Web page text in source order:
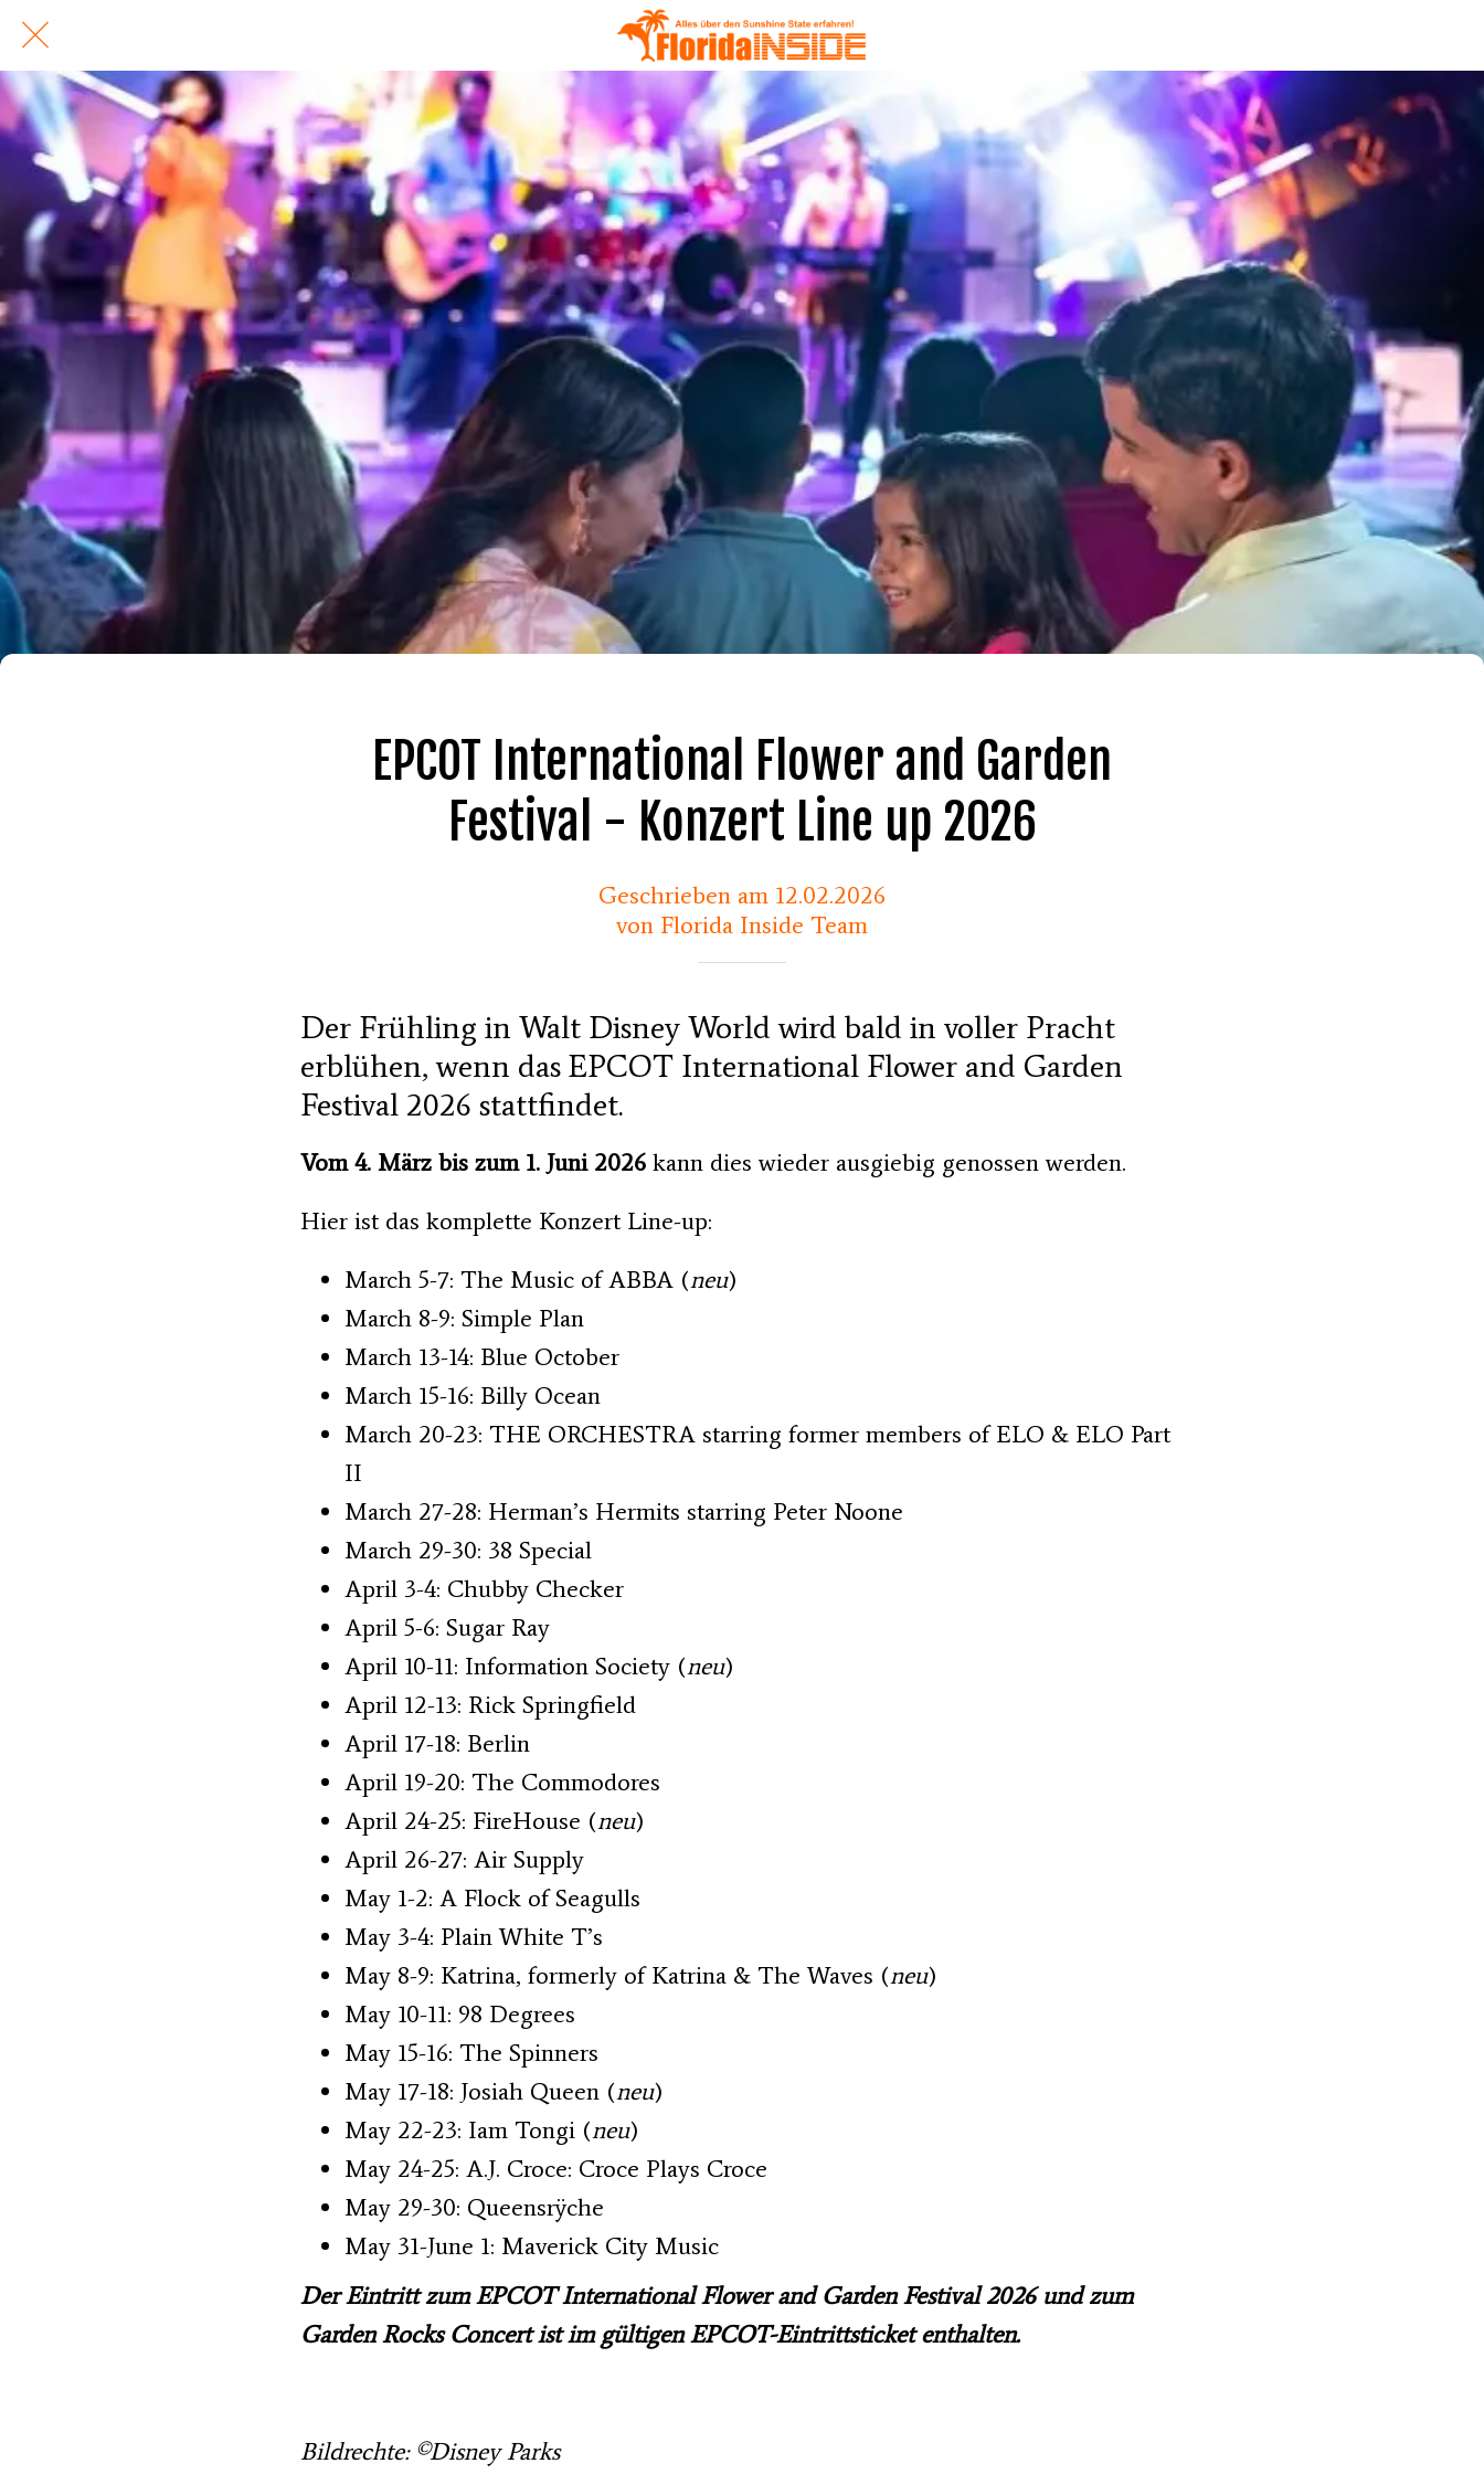
EPCOT International Flower and Garden
Festival - Konzert Line up 2026
Geschrieben am 12.02.2026
von Florida Inside Team
Der Frühling in Walt Disney World wird bald in voller Pracht
erblühen, wenn das EPCOT International Flower and Garden
Festival 2026 stattfindet.
Vom 4. März bis zum 1. Juni 2026 kann dies wieder ausgiebig genossen werden.
Hier ist das komplette Konzert Line-up:
March 5-7: The Music of ABBA (neu)
March 8-9: Simple Plan
March 13-14: Blue October
March 15-16: Billy Ocean
March 20-23: THE ORCHESTRA starring former members of ELO & ELO Part
II
March 27-28: Herman’s Hermits starring Peter Noone
March 29-30: 38 Special
April 3-4: Chubby Checker
April 5-6: Sugar Ray
April 10-11: Information Society (neu)
April 12-13: Rick Springfield
April 17-18: Berlin
April 19-20: The Commodores
April 24-25: FireHouse (neu)
April 26-27: Air Supply
May 1-2: A Flock of Seagulls
May 3-4: Plain White T’s
May 8-9: Katrina, formerly of Katrina & The Waves (neu)
May 10-11: 98 Degrees
May 15-16: The Spinners
May 17-18: Josiah Queen (neu)
May 22-23: Iam Tongi (neu)
May 24-25: A.J. Croce: Croce Plays Croce
May 29-30: Queensrÿche
May 31-June 1: Maverick City Music
Der Eintritt zum EPCOT International Flower and Garden Festival 2026 und zum
Garden Rocks Concert ist im gültigen EPCOT-Eintrittsticket enthalten.
Bildrechte: ©Disney Parks